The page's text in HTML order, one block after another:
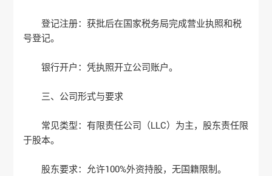
‌登记注册‌：获批后在国家税务局完成营业执照和税
号登记‌。
‌银行开户‌：凭执照开立公司账户‌。
三、公司形式与要求
‌常见类型‌：有限责任公司（LLC）为主，股东责任限
于股本‌。
‌股东要求‌：允许100%外资持股，无国籍限制‌。